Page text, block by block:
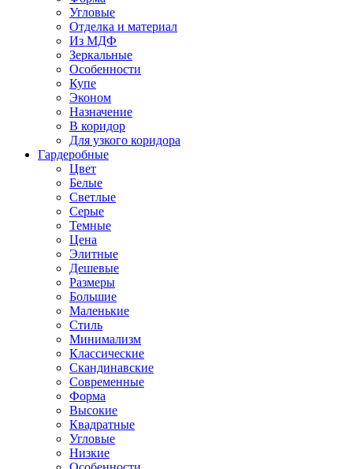
Угловые
Отделка и материал
Из МДФ
Зеркальные
Особенности
Купе
Эконом
Назначение
В коридор
Для узкого коридора
Гардеробные
Цвет
Белые
Светлые
Серые
Темные
Цена
Элитные
Дешевые
Размеры
Большие
Маленькие
Стиль
Минимализм
Классические
Скандинавские
Современные
Форма
Высокие
Квадратные
Угловые
Низкие